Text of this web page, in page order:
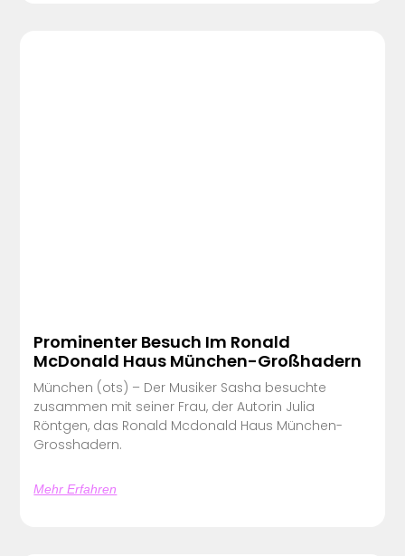
Prominenter Besuch Im Ronald
McDonald Haus München-Großhadern
München (ots) – Der Musiker Sasha besuchte
zusammen mit seiner Frau, der Autorin Julia
Röntgen, das Ronald Mcdonald Haus München-
Grosshadern.
Mehr Erfahren